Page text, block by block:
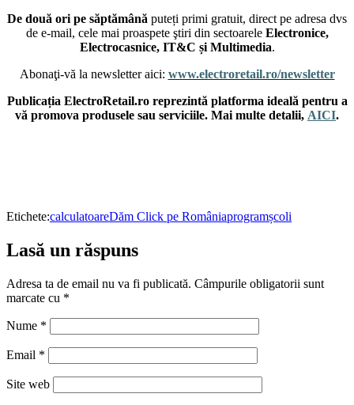
De două ori pe săptămână puteți primi gratuit, direct pe adresa dvs
de e-mail, cele mai proaspete ştiri din sectoarele Electronice,
Electrocasnice, IT&C și Multimedia.
Abonaţi-vă la newsletter aici: www.electroretail.ro/newsletter
Publicația ElectroRetail.ro reprezintă platforma ideală pentru a
vă promova produsele sau serviciile. Mai multe detalii, AICI.
Etichete:calculatoareDăm Click pe Româniaprogramșcoli
Lasă un răspuns
Adresa ta de email nu va fi publicată. Câmpurile obligatorii sunt
marcate cu *
Nume *
Email *
Site web